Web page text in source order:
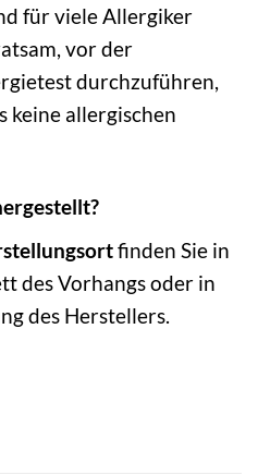
für viele Allergiker
vor der
durchzuführen,
keine allergischen
finden Sie in
des Vorhangs oder in
des Herstellers.